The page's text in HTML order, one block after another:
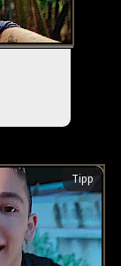
Tipp